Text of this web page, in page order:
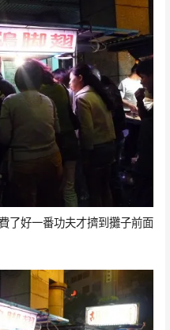
了好一番功夫才擠到攤子前面